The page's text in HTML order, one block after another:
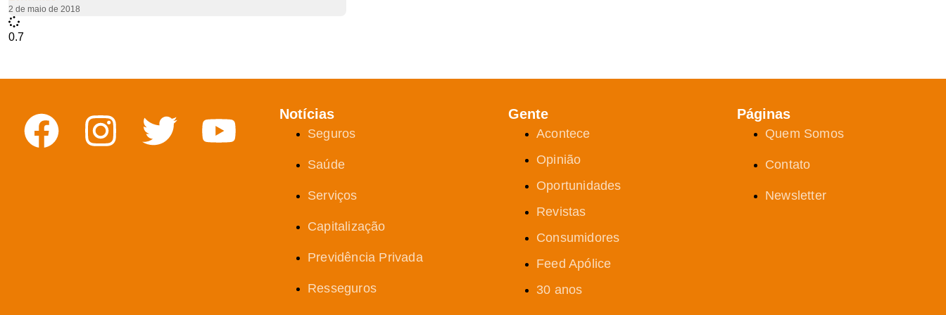
2 de maio de 2018
Notícias
Seguros
Saúde
Serviços
Capitalização
Previdência Privada
Resseguros
Gente
Acontece
Opinião
Oportunidades
Revistas
Consumidores
Feed Apólice
30 anos
Páginas
Quem Somos
Contato
Newsletter